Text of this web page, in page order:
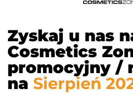
Zyskaj u nas
Cosmetics
promocyjny /
na Sierpień